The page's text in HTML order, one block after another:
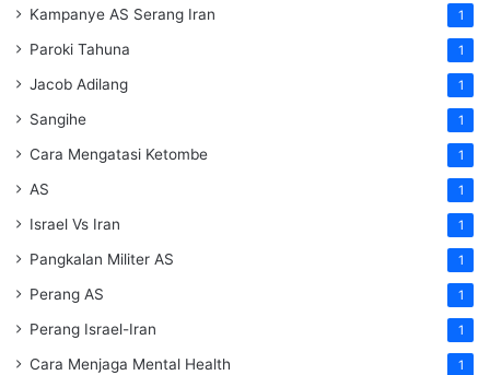
Kampanye AS Serang Iran 1
Paroki Tahuna 1
Jacob Adilang 1
Sangihe 1
Cara Mengatasi Ketombe 1
AS 1
Israel Vs Iran 1
Pangkalan Militer AS 1
Perang AS 1
Perang Israel-Iran 1
Cara Menjaga Mental Health 1